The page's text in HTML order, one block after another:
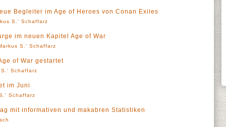
Begleiter im Age of Heroes von Conan Exiles
S.' Schaffarz
im neuen Kapitel Age of War
S.' Schaffarz
of War gestartet
S.' Schaffarz
im Juni
Schaffarz
mit informativen und makabren Statistiken